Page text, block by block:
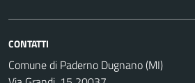
CONTATTI
Comune di Paderno Dugnano (MI)